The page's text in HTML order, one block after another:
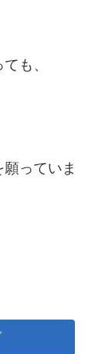
も、
っていま